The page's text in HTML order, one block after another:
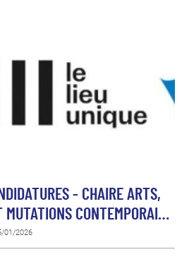
- CHAIRE ARTS,
MUTATIONS CONTEMPORAI…
01/2026